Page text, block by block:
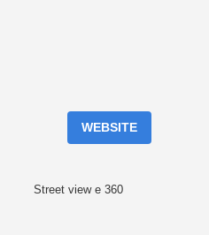
WEBSITE
Street view e 360